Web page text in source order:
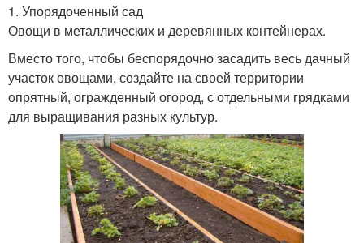
1. Упорядоченный сад
Овощи в металлических и деревянных контейнерах.
Вместо того, чтобы беспорядочно засадить весь дачный
участок овощами, создайте на своей территории
опрятный, огражденный огород, с отдельными грядками
для выращивания разных культур.